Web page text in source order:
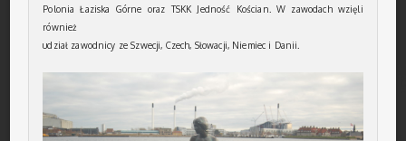
Polonia Łaziska Górne oraz TSKK Jedność Kościan. W zawodach wzięli
również
udział zawodnicy ze Szwecji, Czech, Słowacji, Niemiec i Danii.